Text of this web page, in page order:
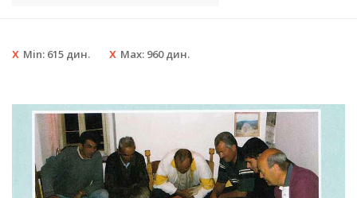
Min: 615 дин. Max: 960дин.